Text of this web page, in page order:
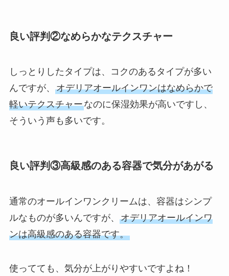
良い評判②なめらかなテクスチャー
しっとりしたタイプは、コクのあるタイプが多い
んですが、 オデリアオールインワンはなめらかで
軽いテクスチャーなのに保湿効果が高いですし、
そういう声も多いです。
良い評判③高級感のある容器で気分があがる
通常のオールインワンクリームは、容器はシンプ
ルなものが多いんですが、 オデリアオールインワ
ンは高級感のある容器です。
使ってても、気分が上がりやすいですよね！